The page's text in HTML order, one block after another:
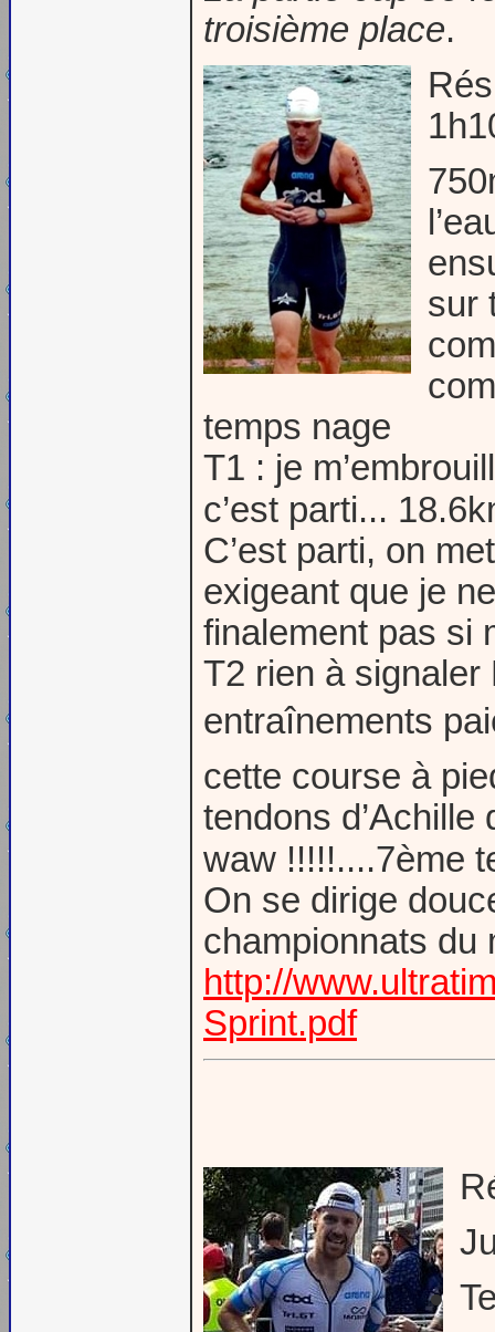
troisième place.
sur
temps nage
T1 : je
c’est parti...
C’est parti, on
exigeant que je
finalement pas si
T2 rien à signaler
entraînements
cette course à
tendons
waw !!!!!....7ème
On se dirige
championnats du
http://
Sprint.pdf